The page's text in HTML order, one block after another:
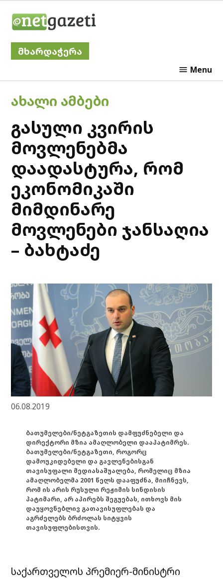
მხარდაჭერა
Menu
POSTED
ᲐᲮᲐᲚᲘ ᲐᲛᲑᲔᲑᲘ
გასული კვირის
მოვლენებმა
დაადასტურა, რომ
ეკონომიკაში
მიმდინარე
მოვლენები ჯანსაღია
– ბახტაძე
06.08.2019
ბათუმელები/ნეტგაზეთის დამფუძნებელი და
დირექტორი მზია ამაღლობელი დააპატიმრეს.
ბათუმელები/ნეტგაზეთი, როგორც
დამოუკიდებელი და გავლენებისგან
თავისუფალი მედიასაშუალება, რომელიც მზია
ამაღლობელმა 2001 წელს დააფუძნა, მიიჩნევს,
რომ ის არის რუსული რეჟიმის სინდისის
პატიმარი, არ აპირებს შეგუებას, ითხოვს მის
დაუყოვნებლივ გათავისუფლებას და
აგრძელებს ბრძოლას სიტყვის
თავისუფლებისთვის.
საქართველოს პრემიერ-მინისტრი